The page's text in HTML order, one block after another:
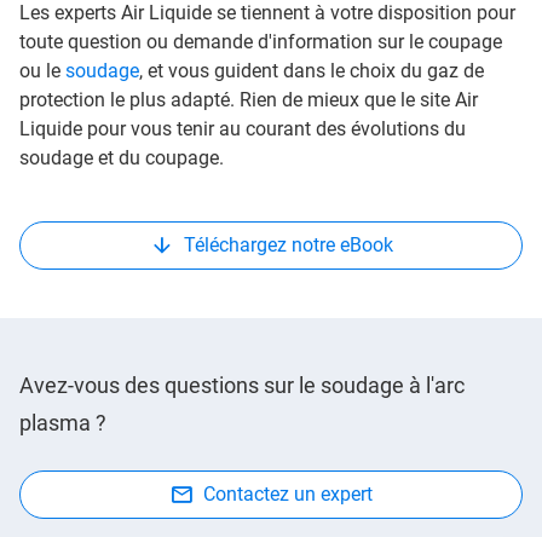
Les experts Air Liquide se tiennent à votre disposition pour
toute question ou demande d'information sur le coupage
ou le soudage, et vous guident dans le choix du gaz de
protection le plus adapté. Rien de mieux que le site Air
Liquide pour vous tenir au courant des évolutions du
soudage et du coupage.
Téléchargez notre eBook
Avez-vous des questions sur le soudage à l'arc
plasma ?
Contactez un expert